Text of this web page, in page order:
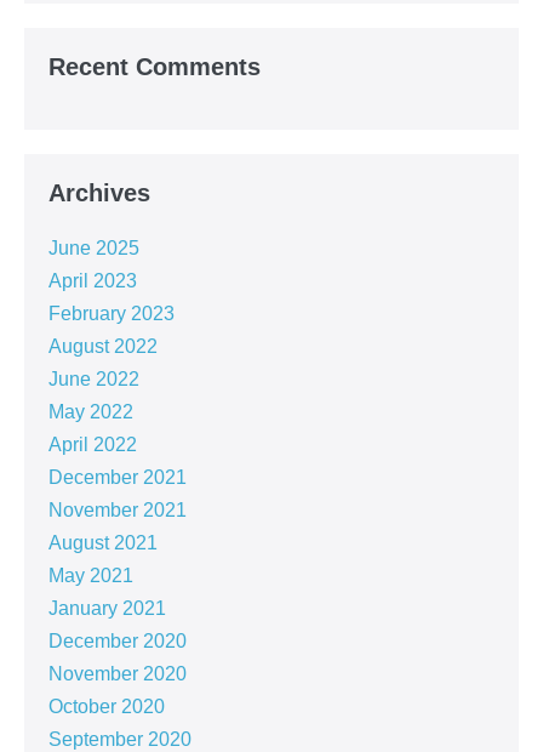
Recent Comments
Archives
June 2025
April 2023
February 2023
August 2022
June 2022
May 2022
April 2022
December 2021
November 2021
August 2021
May 2021
January 2021
December 2020
November 2020
October 2020
September 2020